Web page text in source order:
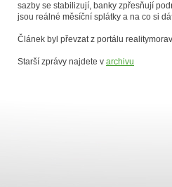
sazby se stabilizují, banky zpřesňují
jsou reálné měsíční splátky a na co si
Článek byl převzat z portálu
Starší zprávy najdete v archivu